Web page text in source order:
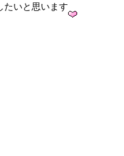
たいと思います